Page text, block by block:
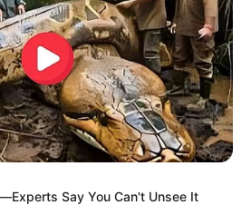
Say You Can't Unsee It